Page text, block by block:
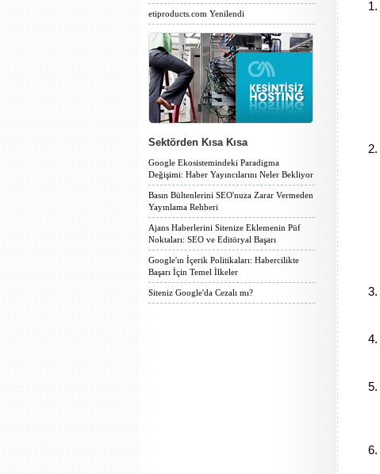
etiproducts.com Yenilendi
Sektörden Kısa Kısa
Google Ekosistemindeki Paradigma
Değişimi: Haber Yayıncılarını Neler Bekliyor
Basın Bültenlerini SEO'nuza Zarar Vermeden
Yayınlama Rehberi
Ajans Haberlerini Sitenize Eklemenin Püf
Noktaları: SEO ve Editöryal Başarı
Google'ın İçerik Politikaları: Habercilikte
Başarı İçin Temel İlkeler
Siteniz Google'da Cezalı mı?